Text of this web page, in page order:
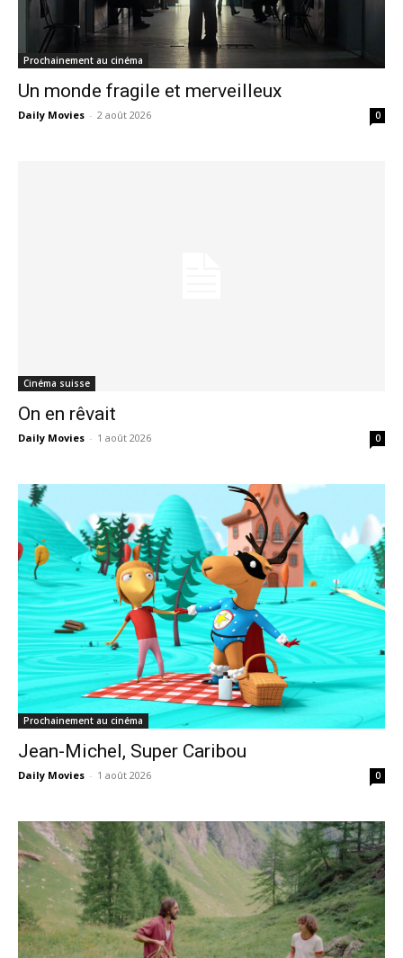
Prochainement au cinéma
Un monde fragile et merveilleux
Daily Movies - 2 août 2026 0
Cinéma suisse
On en rêvait
Daily Movies - 1 août 2026 0
Prochainement au cinéma
Jean-Michel, Super Caribou
Daily Movies - 1 août 2026 0